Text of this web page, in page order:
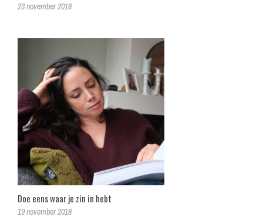
23 november 2018
Doe eens waar je zin in hebt
19 november 2018